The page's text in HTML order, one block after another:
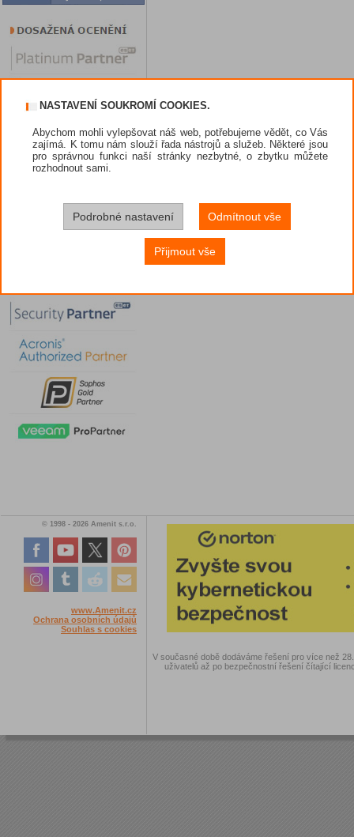
© 1998 - 2026 Amenit s.r.o.
www.Amenit.cz
Ochrana osobních údajů
Souhlas s cookies
V současné době dodáváme řešení pro více než
uživatelů až po bezpečnostní řešení čítající
NASTAVENÍ SOUKROMÍ COOKIES.
Abychom mohli vylepšovat náš web, potřebujeme vědět, co Vás
zajímá. K tomu nám slouží řada nástrojů a služeb. Některé jsou
pro správnou funkci naší stránky nezbytné, o zbytku můžete
rozhodnout sami.
Podrobné nastavení Odmítnout vše
Přijmout vše